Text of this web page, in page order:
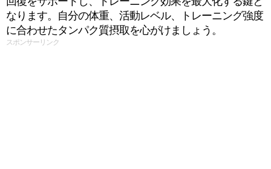
なります。自分の体重、活動レベル、トレーニング強度
に合わせたタンパク質摂取を心がけましょう。
スポンサーリンク